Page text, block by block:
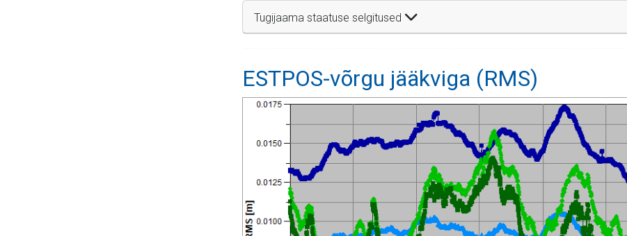
Tugijaama staatuse selgitused
ESTPOS-võrgu jääkviga (RMS)